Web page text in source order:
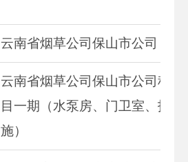
云南省烟草公司保山市公司
云南省烟草公司保山市公司科
目一期（水泵房、门卫室、技
施）